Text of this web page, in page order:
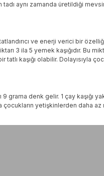
aynı zamanda üretildiği
ve enerji verici bir
3 ila 5 yemek kaşığıdır. Bu
tatlı kaşığı olabilir. Dolayısıyla
grama denk gelir. 1 çay kaşığı
yetişkinlerden daha